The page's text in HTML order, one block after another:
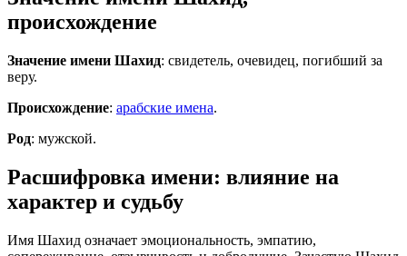
происхождение
Значение имени Шахид: свидетель, очевидец, погибший за
веру.
Происхождение: арабские имена.
Род: мужской.
Расшифровка имени: влияние на
характер и судьбу
Имя Шахид означает эмоциональность, эмпатию,